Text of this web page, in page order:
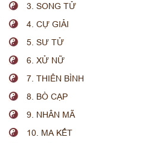
3. SONG TỬ
4. CỰ GIẢI
5. SƯ TỬ
6. XỬ NỮ
7. THIÊN BÌNH
8. BÒ CẠP
9. NHÂN MÃ
10. MA KẾT